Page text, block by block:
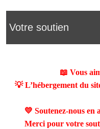
Votre soutien
📖 Vous
💡 L’hébergement du
💛 Soutenez-nous en
Merci pour votre